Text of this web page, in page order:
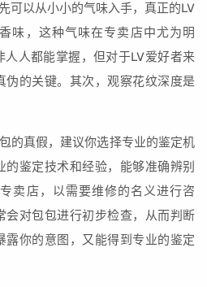
可以从小小的气味入手，真正的LV
味，这种气味在专卖店中尤为明
人人都能掌握，但对于LV爱好者来
伪的关键。其次，观察花纹深度是
的真假，建议你选择专业的鉴定机
鉴定技术和经验，能够准确辨别
卖店，以需要维修的名义进行咨
会对包包进行初步检查，从而判断
露你的意图，又能得到专业的鉴定